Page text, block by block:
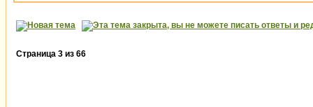
Страница 3 из 66